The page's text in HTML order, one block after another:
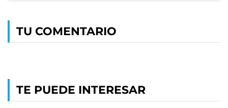
TU COMENTARIO
TE PUEDE INTERESAR